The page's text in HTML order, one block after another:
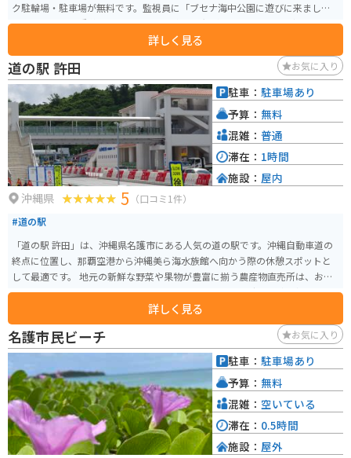
ク駐輪場・駐車場が無料です。監視員に「ブセナ海中公園に遊びに来まし
た」と伝えれば誘導してくれます。 園内では無料のシャトルバス（20分間隔
で運行）が利用でき、海中展望塔へは徒歩またはシャトルバスを利用します。
展望塔の窓（24面）からは360度パノラマの海中を見ることができます。
詳しく見る
道の駅 許田 お気に入り
沖縄県 5 （口コミ1件）
#道の駅
「道の駅 許田」は、沖縄県名護市にある人気の道の駅です。沖縄自動車道の
終点に位置し、那覇空港から沖縄美ら海水族館へ向かう際の休憩スポットと
して最適です。 地元の新鮮な野菜や果物が豊富に揃う農産物直売所は、お土
産探しにもおすすめです。特に、シークヮーサーやマンゴーなどの南国フル
ーツは人気があります。また、沖縄そばやタコライスなどのご当地グルメが
味わえる飲食店もあります。 バイクで訪れる場合、道の駅には広い駐車場が
完備されているので安心です。ツーリングの休憩場所としてはもちろん、沖
縄本島北部を巡る際の拠点としても便利です。 周辺には、パイナップルパー
クやナゴパイナップルワイナリーなど、観光スポットも点在しています。少し
足を延ばせば、古宇利島や美ら海水族館にもアクセスできます。
詳しく見る
駐車： 駐車場あり
予算： 無料
混雑： 普通
滞在： 1時間
施設： 屋内
名護市民ビーチ お気に入り
駐車： 駐車場あり
予算： 無料
混雑： 空いている
滞在： 0.5時間
施設： 屋外